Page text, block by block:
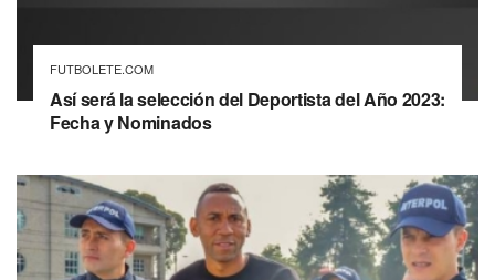
FUTBOLETE.COM
Así será la selección del Deportista del Año 2023:
Fecha y Nominados